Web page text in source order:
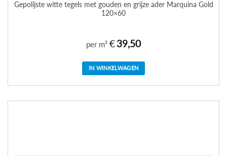
Gepolijste witte tegels met gouden en grijze ader Marquina Gold
120×60
per m² €39,50
IN WINKELWAGEN